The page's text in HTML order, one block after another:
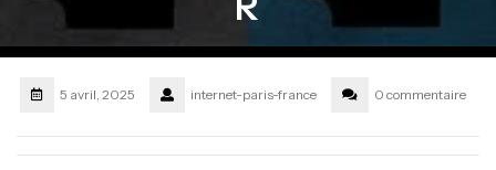
5 avril, 2025 internet-paris-france 0 commentaire